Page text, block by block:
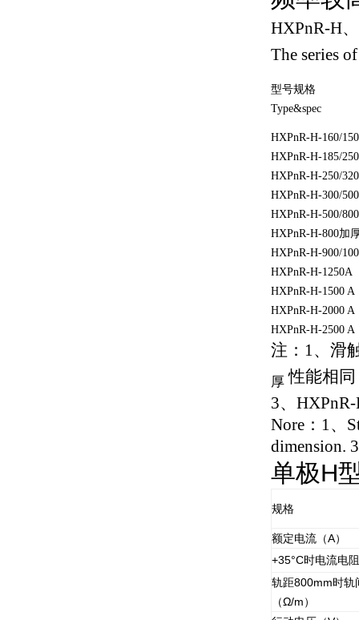
HXPnR-H
The series
型号规格
Type&spec
HXPnR-H-160/150
HXPnR-H-185/250
HXPnR-H-250/320
HXPnR-H-300/500
HXPnR-H-500/800
HXPnR-H-800加
HXPnR-H-900/
HXPnR-H-1250A
HXPnR-H-1500 A
HXPnR-H-2000 A
HXPnR-H-2500 A
注：1、滑
厚 性能相
3、
Nore：1、
dimension.
单极H
规格
额定电流（A）
+35°C时电流电
轨距800mm时轨
（Ω/m）